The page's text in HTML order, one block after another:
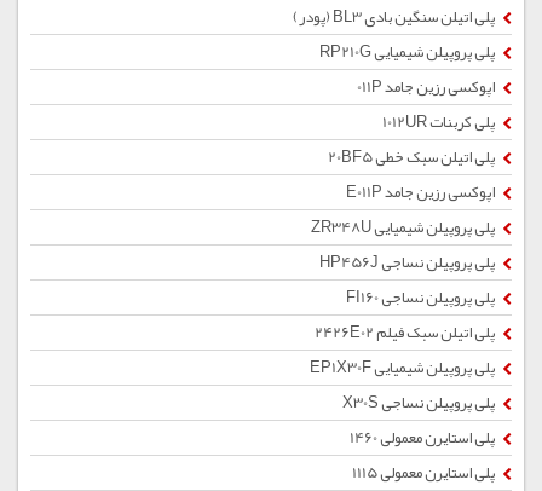
پلی اتیلن سنگین بادی BL3 (پودر)
پلی پروپیلن شیمیایی RP210G
اپوکسی رزین جامد 011P
پلی کربنات 1012UR
پلی اتیلن سبک خطی 20BF5
اپوکسی رزین جامد E011P
پلی پروپیلن شیمیایی ZR348U
پلی پروپیلن نساجی HP456J
پلی پروپیلن نساجی FI160
پلی اتیلن سبک فیلم 2426E02
پلی پروپیلن شیمیایی EP1X30F
پلی پروپیلن نساجی X30S
پلی استایرن معمولی 1460
پلی استایرن معمولی 1115